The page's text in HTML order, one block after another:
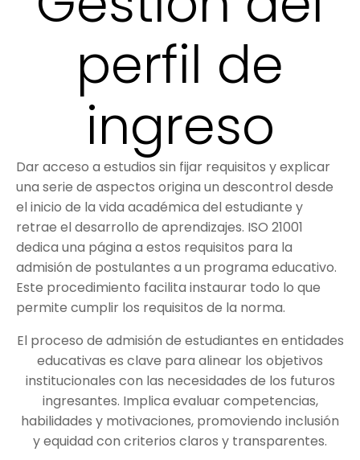
perfil de
ingreso
Dar acceso a estudios sin fijar requisitos y explicar
una serie de aspectos origina un descontrol desde
el inicio de la vida académica del estudiante y
retrae el desarrollo de aprendizajes. ISO 21001
dedica una página a estos requisitos para la
admisión de postulantes a un programa educativo.
Este procedimiento facilita instaurar todo lo que
permite cumplir los requisitos de la norma.
El proceso de admisión de estudiantes en entidades
educativas es clave para alinear los objetivos
institucionales con las necesidades de los futuros
ingresantes. Implica evaluar competencias,
habilidades y motivaciones, promoviendo inclusión
y equidad con criterios claros y transparentes.